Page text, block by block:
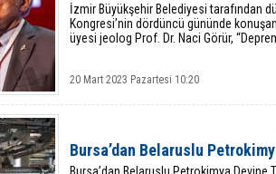
İzmir Büyükşehir Belediyesi tarafından
Kongresi’nin dördüncü gününde
üyesi jeolog Prof. Dr. Naci Görür,
20 Mart 2023 Pazartesi 10:20
Bursa’dan Belaruslu